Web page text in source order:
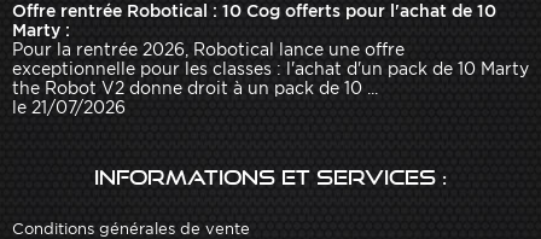
Offre rentrée Robotical : 10 Cog offerts pour l'achat de 10
Marty :
Pour la rentrée 2026, Robotical lance une offre
exceptionnelle pour les classes : l'achat d'un pack de 10 Marty
the Robot V2 donne droit à un pack de 10 ...
le 21/07/2026
Informations et services :
Conditions générales de vente